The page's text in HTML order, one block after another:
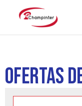
OFERTAS